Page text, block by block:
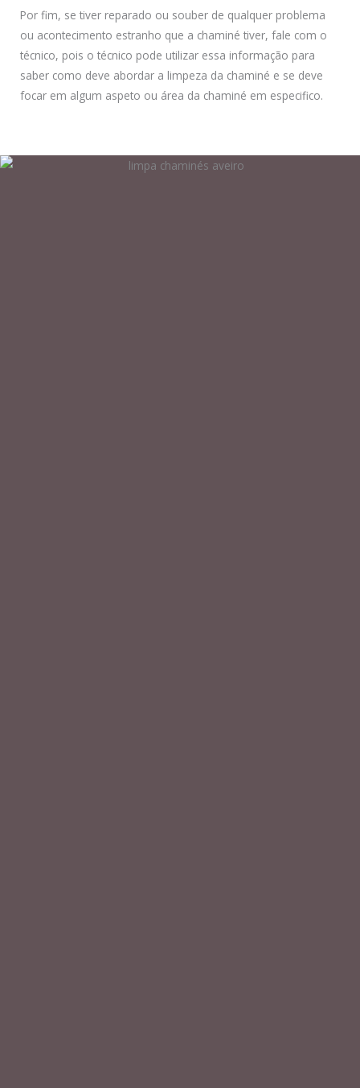
Por fim, se tiver reparado ou souber de qualquer problema
ou acontecimento estranho que a chaminé tiver, fale com o
técnico, pois o técnico pode utilizar essa informação para
saber como deve abordar a limpeza da chaminé e se deve
focar em algum aspeto ou área da chaminé em especifico.